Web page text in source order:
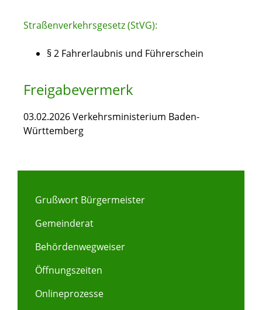
Straßenverkehrsgesetz (StVG):
§ 2 Fahrerlaubnis und Führerschein
Freigabevermerk
03.02.2026 Verkehrsministerium Baden-
Württemberg
Grußwort Bürgermeister
Gemeinderat
Behördenwegweiser
Öffnungszeiten
Onlineprozesse